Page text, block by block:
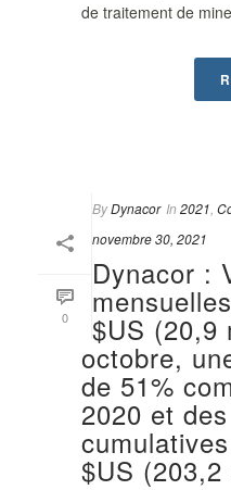
de traitement de
0
ByDynacor In 2021
novembre 30, 2021
Dynacor :
$US (20,9
octobre,
de 51%
2020 et
$US